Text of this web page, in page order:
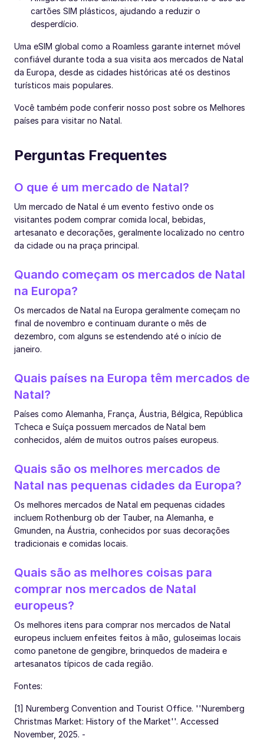
cartões SIM plásticos, ajudando a reduzir o
desperdício.
Uma eSIM global como a Roamless garante internet móvel
confiável durante toda a sua visita aos mercados de Natal
da Europa, desde as cidades históricas até os destinos
turísticos mais populares.
Você também pode conferir nosso post sobre os Melhores
países para visitar no Natal.
Perguntas Frequentes
O que é um mercado de Natal?
Um mercado de Natal é um evento festivo onde os
visitantes podem comprar comida local, bebidas,
artesanato e decorações, geralmente localizado no centro
da cidade ou na praça principal.
Quando começam os mercados de Natal
na Europa?
Os mercados de Natal na Europa geralmente começam no
final de novembro e continuam durante o mês de
dezembro, com alguns se estendendo até o início de
janeiro.
Quais países na Europa têm mercados de
Natal?
Países como Alemanha, França, Áustria, Bélgica, República
Tcheca e Suíça possuem mercados de Natal bem
conhecidos, além de muitos outros países europeus.
Quais são os melhores mercados de
Natal nas pequenas cidades da Europa?
Os melhores mercados de Natal em pequenas cidades
incluem Rothenburg ob der Tauber, na Alemanha, e
Gmunden, na Áustria, conhecidos por suas decorações
tradicionais e comidas locais.
Quais são as melhores coisas para
comprar nos mercados de Natal
europeus?
Os melhores itens para comprar nos mercados de Natal
europeus incluem enfeites feitos à mão, guloseimas locais
como panetone de gengibre, brinquedos de madeira e
artesanatos típicos de cada região.
Fontes:
[1] Nuremberg Convention and Tourist Office. ''Nuremberg
Christmas Market: History of the Market''. Accessed
November, 2025. -